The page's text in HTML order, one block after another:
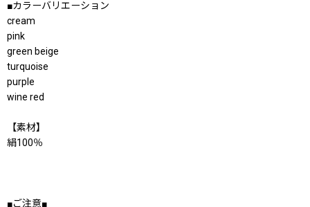
■カラーバリエーション
cream
pink
green beige
turquoise
purple
wine red
【素材】
絹100％
■ご注意■